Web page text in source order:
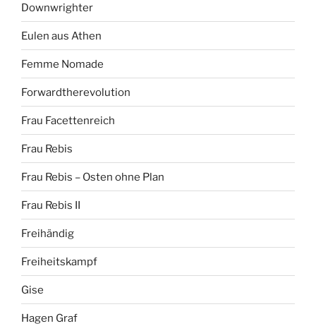
Downwrighter
Eulen aus Athen
Femme Nomade
Forwardtherevolution
Frau Facettenreich
Frau Rebis
Frau Rebis – Osten ohne Plan
Frau Rebis II
Freihändig
Freiheitskampf
Gise
Hagen Graf